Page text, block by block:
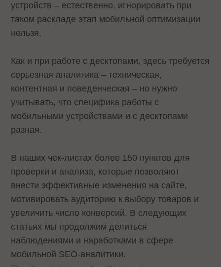
устройств – естественно, игнорировать при
таком раскладе этап мобильной оптимизации
нельзя.
Как и при работе с десктопами, здесь требуется
серьезная аналитика – техническая,
контентная и поведенческая – но нужно
учитывать, что специфика работы с
мобильными устройствами и с десктопами
разная.
В наших чек-листах более 150 пунктов для
проверки и анализа, которые позволяют
внести эффективные изменения на сайте,
мотивировать аудиторию к выбору товаров и
увеличить число конверсий. В следующих
статьях мы продолжим делиться
наблюдениями и наработками в сфере
мобильной SEO-аналитики.